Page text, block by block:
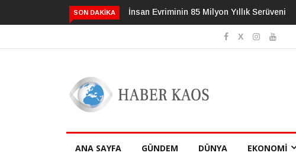
SON DAKIKA
İnsan Evriminin 85 Milyon Yıllık Serüveni3 Alışkanlık Demansı 13 Yıl
Geciktirebilir
ANA SAYFA GÜNDEM DÜNYA EKONOMI